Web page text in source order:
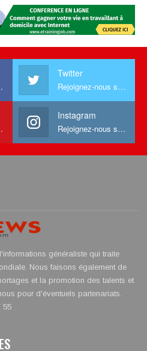
Twitter
Rejoignez-nous sur Twitter
Instagram
Rejoignez-nous sur Instagram
généraliste qui traite
Nous faisons également de
et la promotion des talents et
pour d'éventuels partenariats.
55